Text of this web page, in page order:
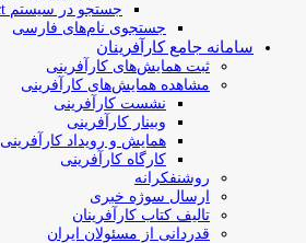
جستجو در سیستم pct
جستجوی نام‌های فارسی
سامانه جامع کارآفرینان
ثبت همایش‌های کارآفرینی
مشاهده همایش‌های کارآفرینی
نشست کارآفرینی
وبینار کارآفرینی
همایش و رویداد کارآفرینی
کارگاه کارآفرینی
روشنفکرانه
ارسال سوژه‌ خبری
تالیف کتاب کارآفرینان
قدردانی از مسئولان ایران